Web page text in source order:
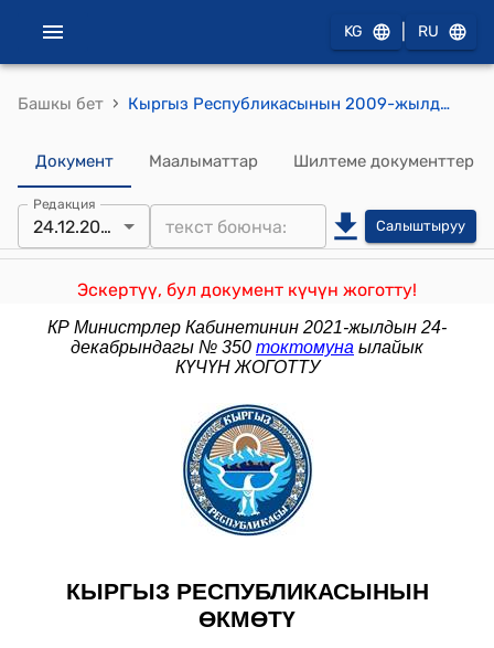
KG RU
Башкы бет › Кыргыз Республикасынын 2009-жылдын 30-декабрындагы № 742Кыргыз Республикасынын Юстиция министрлигинин Жазаларды аткаруу башкы башкармалыгынын органдары менен мекемелерин Өнүктүрүү жана материалдык колдоо боюнча атайын фонд жөнүндө жобону бекитүү тууралуу" токтому
Документ Маалыматтар Шилтеме документтер
Редакция
24.12.2021 Салыштыруу
Эскертүү, бул документ күчүн жоготту!